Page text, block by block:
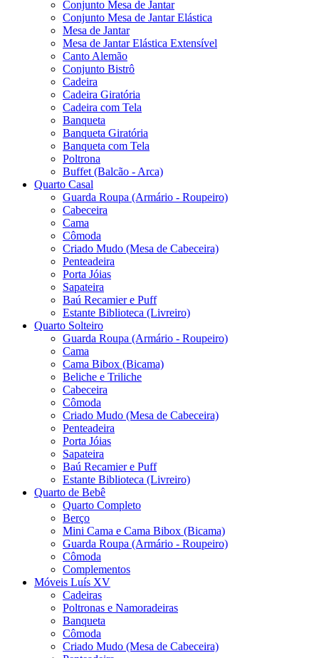
Conjunto Mesa de Jantar
Conjunto Mesa de Jantar Elástica
Mesa de Jantar
Mesa de Jantar Elástica Extensível
Canto Alemão
Conjunto Bistrô
Cadeira
Cadeira Giratória
Cadeira com Tela
Banqueta
Banqueta Giratória
Banqueta com Tela
Poltrona
Buffet (Balcão - Arca)
Quarto Casal
Guarda Roupa (Armário - Roupeiro)
Cabeceira
Cama
Cômoda
Criado Mudo (Mesa de Cabeceira)
Penteadeira
Porta Jóias
Sapateira
Baú Recamier e Puff
Estante Biblioteca (Livreiro)
Quarto Solteiro
Guarda Roupa (Armário - Roupeiro)
Cama
Cama Bibox (Bicama)
Beliche e Triliche
Cabeceira
Cômoda
Criado Mudo (Mesa de Cabeceira)
Penteadeira
Porta Jóias
Sapateira
Baú Recamier e Puff
Estante Biblioteca (Livreiro)
Quarto de Bebê
Quarto Completo
Berço
Mini Cama e Cama Bibox (Bicama)
Guarda Roupa (Armário - Roupeiro)
Cômoda
Complementos
Móveis Luís XV
Cadeiras
Poltronas e Namoradeiras
Banqueta
Cômoda
Criado Mudo (Mesa de Cabeceira)